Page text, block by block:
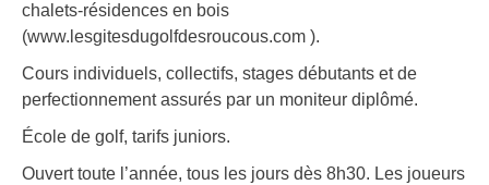
chalets-résidences en bois
(www.lesgitesdugolfdesroucous.com ).
Cours individuels, collectifs, stages débutants et de
perfectionnement assurés par un moniteur diplômé.
École de golf, tarifs juniors.
Ouvert toute l’année, tous les jours dès 8h30. Les joueurs